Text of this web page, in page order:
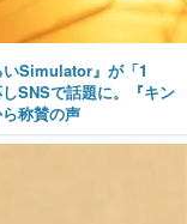
いSimulator』が「1
SNSで話題に。『キン
称賛の声